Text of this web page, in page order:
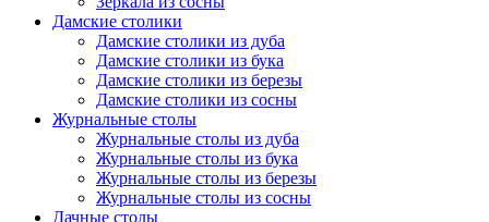
Дамские столики
Дамские столики из дуба
Дамские столики из бука
Дамские столики из березы
Дамские столики из сосны
Журнальные столы
Журнальные столы из дуба
Журнальные столы из бука
Журнальные столы из березы
Журнальные столы из сосны
Дачные столы